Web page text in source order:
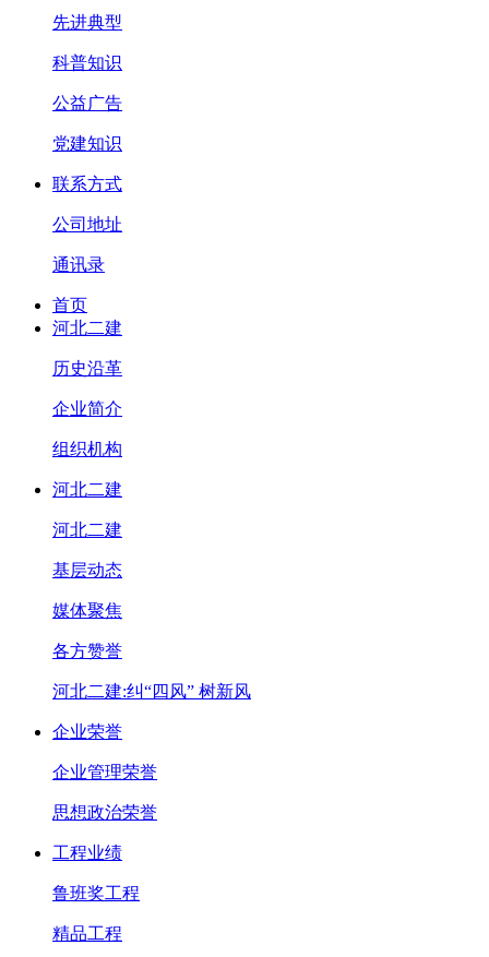
先进典型
科普知识
公益广告
党建知识
联系方式
公司地址
通讯录
首页
河北二建
历史沿革
企业简介
组织机构
河北二建
河北二建
基层动态
媒体聚焦
各方赞誉
河北二建:纠“四风” 树新风
企业荣誉
企业管理荣誉
思想政治荣誉
工程业绩
鲁班奖工程
精品工程